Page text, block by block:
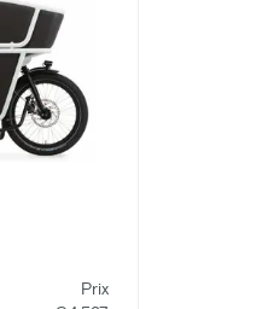
Prix